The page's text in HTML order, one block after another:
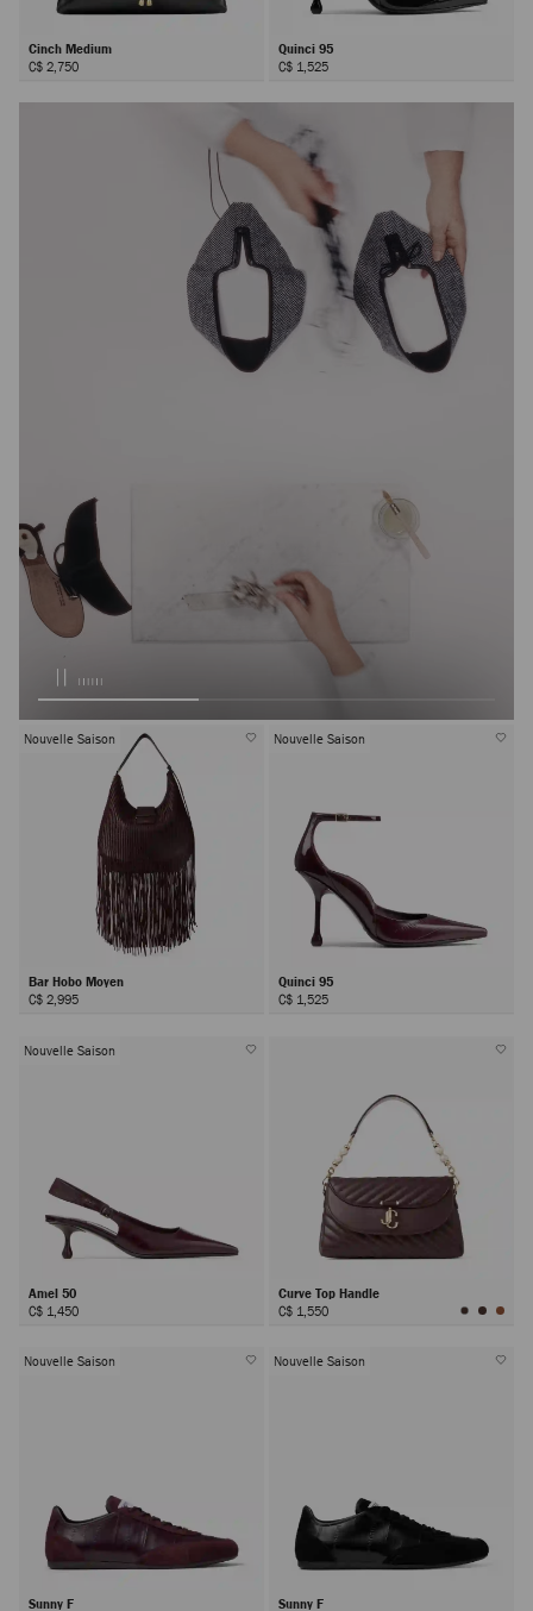
Cinch Medium
C$ 2,750
Quinci 95
C$ 1,525
Nouvelle Saison
Bar Hobo Moyen
C$ 2,995
Nouvelle Saison
Quinci 95
C$ 1,525
Nouvelle Saison
Amel 50
C$ 1,450
Curve Top Handle
C$ 1,550
Nouvelle Saison
Sunny F
Nouvelle Saison
Sunny F